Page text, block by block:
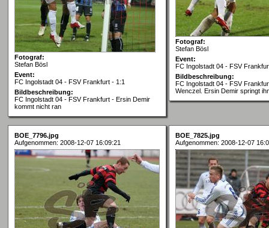
Fotograf:
Stefan Bösl
Event:
FC Ingolstadt 04 - FSV Frankfurt - 1:1
Bildbeschreibung:
FC Ingolstadt 04 - FSV Frankfurt - Ersin Demir
kommt nicht ran
Fotograf:
Stefan Bösl
Event:
FC Ingolstadt 04 - FSV
Bildbeschreibung:
FC Ingolstadt 04 - FSV
Wenczel. Ersin Demir springt
BOE_7796.jpg
Aufgenommen: 2008-12-07 16:09:21
BOE_7825.jpg
Aufgenommen: 2008-12-07